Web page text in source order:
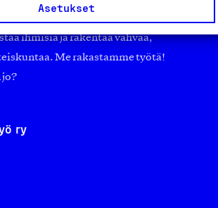
Asetukset
ihmisiä ja rakentaa vahvaa,
Me rakastamme työtä!
jo?
ry